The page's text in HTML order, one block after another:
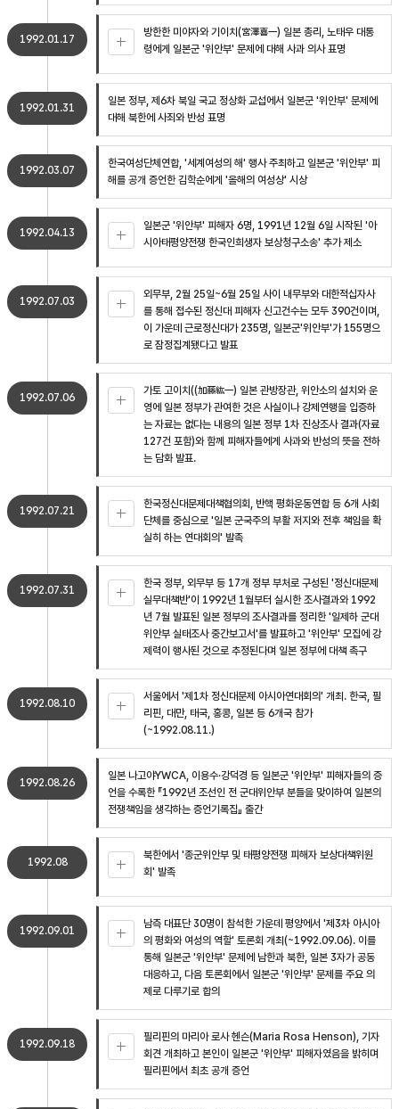
1992.01.17
방한한 미야자와 기이치(宮澤喜一) 일본 총리, 노태우 대통
령에게 일본군 '위안부' 문제에 대해 사과 의사 표명
1992.01.31
일본 정부, 제6차 북일 국교 정상화 교섭에서 일본군 '위안부' 문제에
대해 북한에 사죄와 반성 표명
1992.03.07
한국여성단체연합, '세계여성의 해' 행사 주최하고 일본군 '위안부' 피
해를 공개 증언한 김학순에게 '올해의 여성상' 시상
1992.04.13
일본군 '위안부' 피해자 6명, 1991년 12월 6일 시작된 '아
시아태평양전쟁 한국인희생자 보상청구소송' 추가 제소
1992.07.03
외무부, 2월 25일~6월 25일 사이 내무부와 대한적십자사
를 통해 접수된 정신대 피해자 신고건수는 모두 390건이며,
이 가운데 근로정신대가 235명, 일본군'위안부'가 155명으
로 잠정집계됐다고 발표
1992.07.06
가토 고이치((加藤紘一) 일본 관방장관, 위안소의 설치와 운
영에 일본 정부가 관여한 것은 사실이나 강제연행을 입증하
는 자료는 없다는 내용의 일본 정부 1차 진상조사 결과(자료
127건 포함)와 함께 피해자들에게 사과와 반성의 뜻을 전하
는 담화 발표.
1992.07.21
한국정신대문제대책협의회, 반핵 평화운동연합 등 6개 사회
단체를 중심으로 '일본 군국주의 부활 저지와 전후 책임을 확
실히 하는 연대회의' 발족
1992.07.31
한국 정부, 외무부 등 17개 정부 부처로 구성된 '정신대문제
실무대책반'이 1992년 1월부터 실시한 조사결과와 1992
년 7월 발표된 일본 정부의 조사결과를 정리한 '일제하 군대
위안부 실태조사 중간보고서'를 발표하고 '위안부' 모집에 강
제력이 행사된 것으로 추정된다며 일본 정부에 대책 촉구
1992.08.10
서울에서 '제1차 정신대문제 아시아연대회의' 개최. 한국, 필
리핀, 대만, 태국, 홍콩, 일본 등 6개국 참가
(~1992.08.11.)
1992.08.26
일본 나고야YWCA, 이용수·강덕경 등 일본군 '위안부' 피해자들의 증
언을 수록한 『1992년 조선인 전 군대위안부 분들을 맞이하여 일본의
전쟁책임을 생각하는 증언기록집』 출간
1992.08
북한에서 '종군위안부 및 태평양전쟁 피해자 보상대책위원
회' 발족
1992.09.01
남측 대표단 30명이 참석한 가운데 평양에서 '제3차 아시아
의 평화와 여성의 역할' 토론회 개최(~1992.09.06). 이를
통해 일본군 '위안부' 문제에 남한과 북한, 일본 3자가 공동
대응하고, 다음 토론회에서 일본군 '위안부' 문제를 주요 의
제로 다루기로 합의
1992.09.18
필리핀의 마리아 로사 헨슨(Maria Rosa Henson), 기자
회견 개최하고 본인이 일본군 '위안부' 피해자였음을 밝히며
필리핀에서 최초 공개 증언